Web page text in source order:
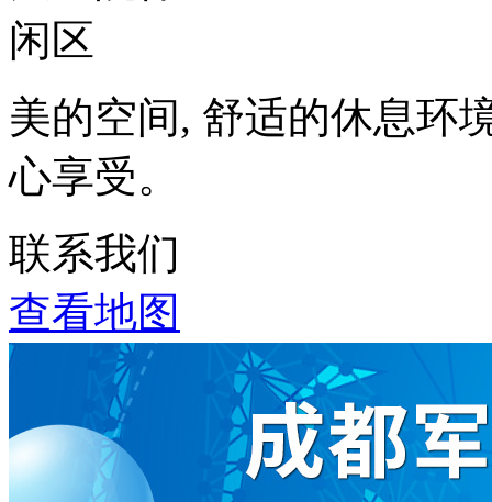
美的空间, 舒适的休息环
心享受。
联系我们
查看地图